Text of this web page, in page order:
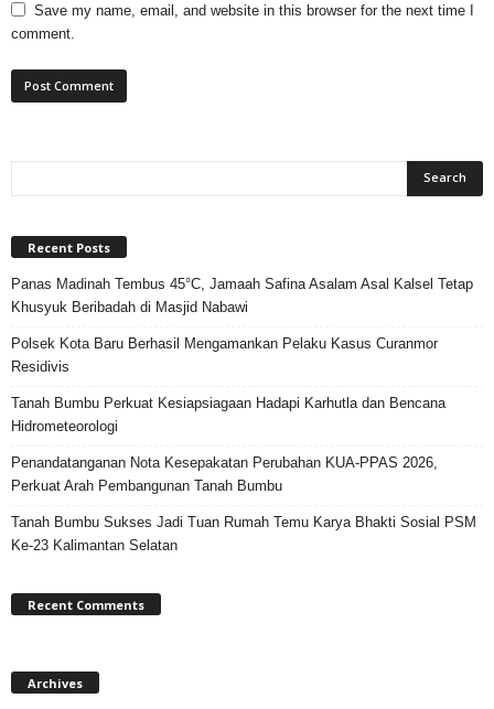
Save my name, email, and website in this browser for the next time I
comment.
Recent Posts
Panas Madinah Tembus 45°C, Jamaah Safina Asalam Asal Kalsel Tetap
Khusyuk Beribadah di Masjid Nabawi
Polsek Kota Baru Berhasil Mengamankan Pelaku Kasus Curanmor
Residivis
Tanah Bumbu Perkuat Kesiapsiagaan Hadapi Karhutla dan Bencana
Hidrometeorologi
Penandatanganan Nota Kesepakatan Perubahan KUA-PPAS 2026,
Perkuat Arah Pembangunan Tanah Bumbu
Tanah Bumbu Sukses Jadi Tuan Rumah Temu Karya Bhakti Sosial PSM
Ke-23 Kalimantan Selatan
Recent Comments
Archives